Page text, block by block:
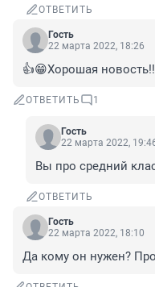
ОТВЕТИТЬ
Гость
22 марта 2022, 18:26
👍😁Хорошая
ОТВЕТИТЬ 1
Гость
22 марта 2022,
Вы про средний
ОТВЕТИТЬ
Гость
22 марта 2022, 18:10
Да кому он нужен?